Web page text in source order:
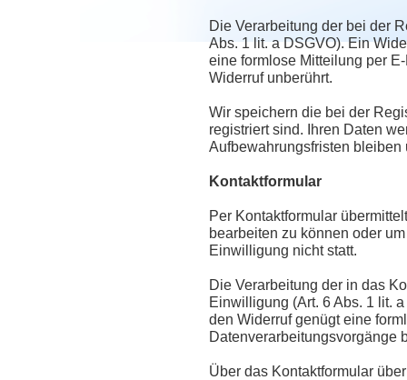
Die Verarbeitung der bei der
Abs. 1 lit. a DSGVO). Ein
eine formlose Mitteilung per
Widerruf unberührt.
Wir speichern die bei der
registriert sind. Ihren Daten
Aufbewahrungsfristen bleiben
Kontaktformular
Per Kontaktformular
bearbeiten zu können oder
Einwilligung nicht statt.
Die Verarbeitung der in das
Einwilligung (Art. 6 Abs. 1 lit.
den Widerruf genügt eine
Datenverarbeitungsvorgänge
Über das Kontaktformular